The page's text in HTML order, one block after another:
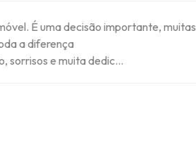
É uma decisão importante, muitas
a diferença
sorrisos e muita dedic...